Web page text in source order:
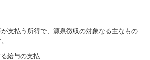
支払う所得で、源泉徴収の対象なる主なもの
給与の支払